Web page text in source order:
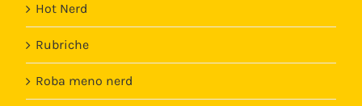
Hot Nerd
Rubriche
Roba meno nerd